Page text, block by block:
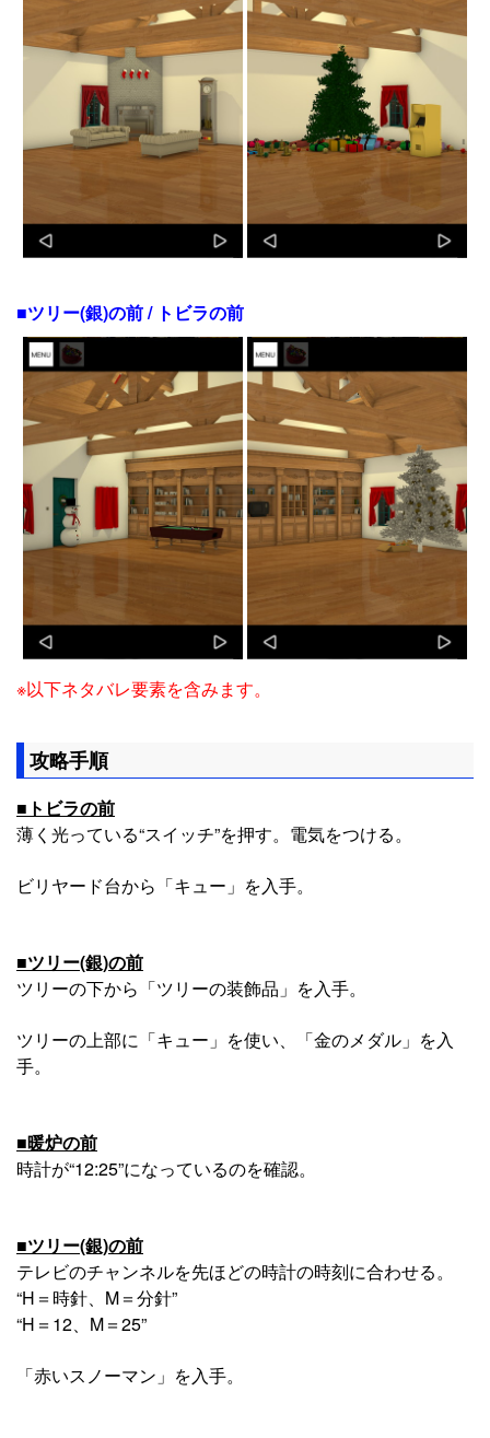
■ツリー(銀)の前 / トビラの前
※以下ネタバレ要素を含みます。
攻略手順
■トビラの前
薄く光っている“スイッチ”を押す。電気をつける。
ビリヤード台から「キュー」を入手。
■ツリー(銀)の前
ツリーの下から「ツリーの装飾品」を入手。
ツリーの上部に「キュー」を使い、「金のメダル」を入
手。
■暖炉の前
時計が“12:25”になっているのを確認。
■ツリー(銀)の前
テレビのチャンネルを先ほどの時計の時刻に合わせる。
“H＝時針、M＝分針”
“H＝12、M＝25”
「赤いスノーマン」を入手。